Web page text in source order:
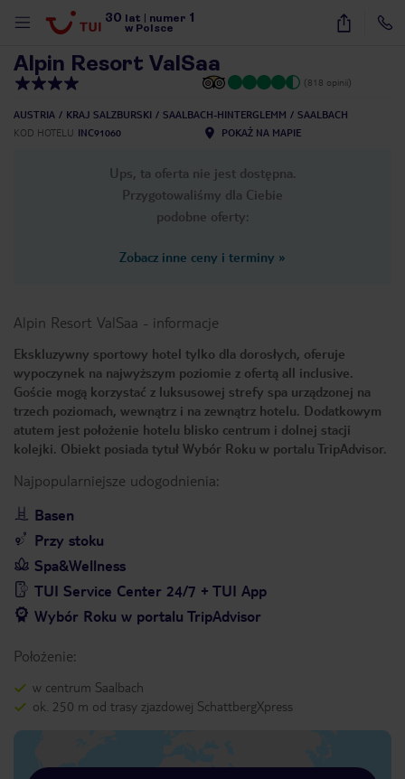
30 lat numer 1
w Polsce
25
Alpin Resort ValSaa
(818 opinii)
AUSTRIA KRAJ SALZBURSKI SAALBACH-HINTERGLEMM
SAALBACH
KOD HOTELU INC91060 POKAŻ NA MAPIE
Ups, ta oferta nie jest dostępna.
Przygotowaliśmy dla Ciebie
podobne oferty:
Zobacz inne ceny i terminy »
Alpin Resort ValSaa - informacje
Ekskluzywny sportowy hotel tylko dla dorosłych, oferuje
wypoczynek na najwyższym poziomie z ofertą all inclusive.
Goście mogą korzystać z luksusowej strefy spa urządzonej na
trzech poziomach, wewnątrz i na zewnątrz hotelu. Dodatkowym
atutem jest położenie hotelu blisko centrum i dolnej stacji
kolejki. Obiekt posiada tytuł Wybór Roku w portalu TripAdvisor.
Najpopularniejsze udogodnienia:
Basen
Przy stoku
Spa&Wellness
TUI Service Center 24/7 + TUI App
Wybór Roku w portalu TripAdvisor
Położenie:
w centrum Saalbach
ok. 250 m od trasy zjazdowej SchattbergXpress